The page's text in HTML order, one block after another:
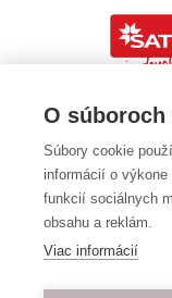
O
Súbory cookie
informácií o
funkcií sociálnych
obsahu a reklám.
Viac informácií